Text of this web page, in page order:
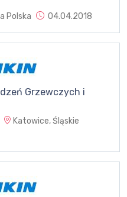
Polska 04.04.2018
Grzewczych i
Katowice, Śląskie